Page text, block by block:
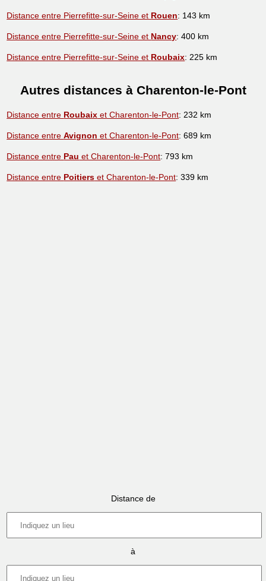
Distance entre Pierrefitte-sur-Seine et Rouen: 143 km
Distance entre Pierrefitte-sur-Seine et Nancy: 400 km
Distance entre Pierrefitte-sur-Seine et Roubaix: 225 km
Autres distances à Charenton-le-Pont
Distance entre Roubaix et Charenton-le-Pont: 232 km
Distance entreAvignon et Charenton-le-Pont: 689 km
Distance entre Pau et Charenton-le-Pont: 793 km
Distance entre Poitiers et Charenton-le-Pont: 339 km
Distance de
à